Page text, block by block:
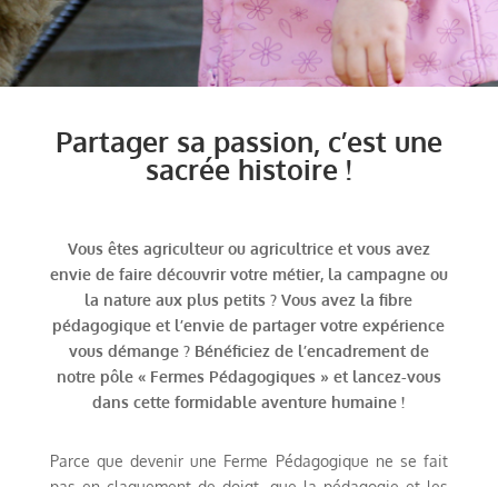
Partager sa passion, c’est une
sacrée histoire !
Vous êtes agriculteur ou agricultrice et vous avez
envie de faire découvrir votre métier, la campagne ou
la nature aux plus petits ? Vous avez la fibre
pédagogique et l’envie de partager votre expérience
vous démange ? Bénéficiez de l’encadrement de
notre pôle « Fermes Pédagogiques » et lancez-vous
dans cette formidable aventure humaine !
Parce que devenir une Ferme Pédagogique ne se fait